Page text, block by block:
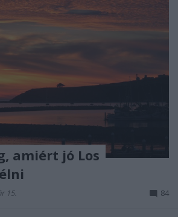
amiért jó Los
15. 84